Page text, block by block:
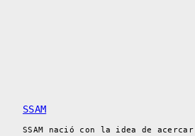
SSAM
SSAM nació con la idea de